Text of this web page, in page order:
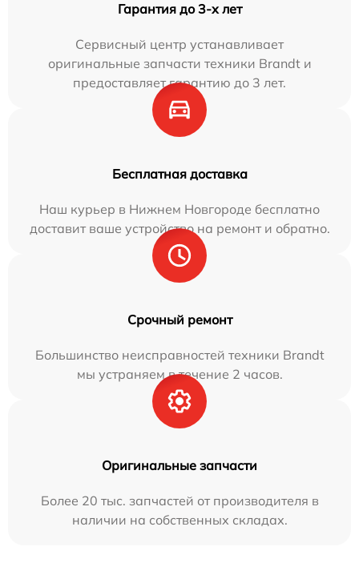
Гарантия до 3-х лет
Сервисный центр устанавливает
оригинальные запчасти техники Brandt и
предоставляет гарантию до 3 лет.
Бесплатная доставка
Наш курьер в Нижнем Новгороде бесплатно
доставит ваше устройство на ремонт и обратно.
Срочный ремонт
Большинство неисправностей техники Brandt
мы устраняем в течение 2 часов.
Оригинальные запчасти
Более 20 тыс. запчастей от производителя в
наличии на собственных складах.